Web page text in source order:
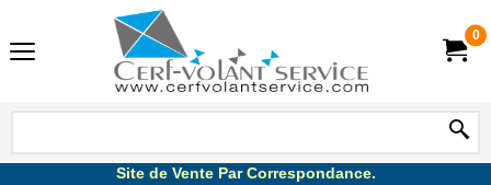
0
Site de Vente Par Correspondance.